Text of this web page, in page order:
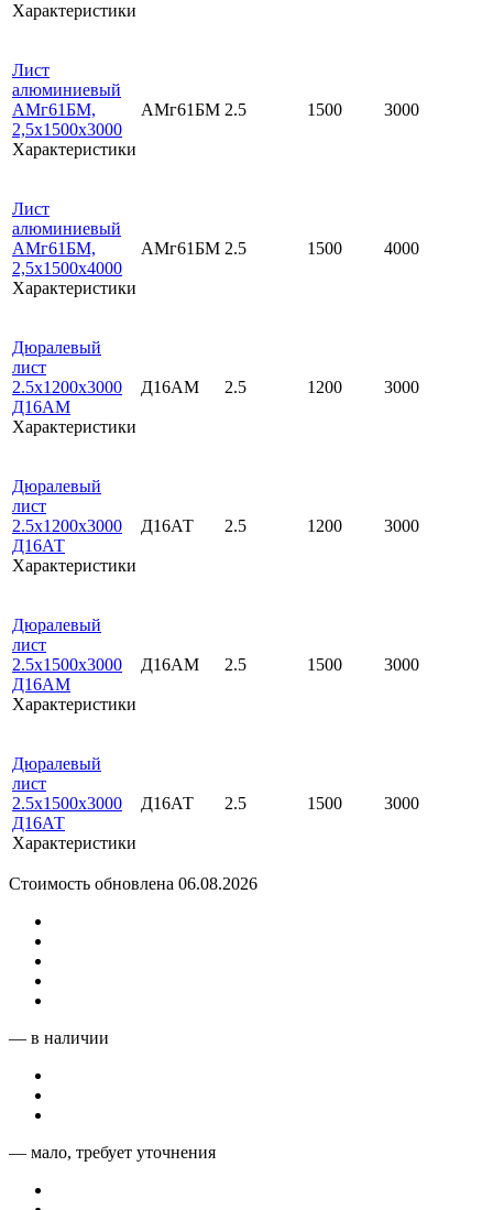
Характеристики
Лист
алюминиевый
АМг61БМ,
2,5х1500х3000
Характеристики
АМг61БМ 2.5 1500 3000
Лист
алюминиевый
АМг61БМ,
2,5х1500х4000
Характеристики
АМг61БМ 2.5 1500 4000
Дюралевый
лист
2.5х1200х3000
Д16АМ
Характеристики
Д16АМ 2.5 1200 3000
Дюралевый
лист
2.5х1200х3000
Д16АТ
Характеристики
Д16АТ 2.5 1200 3000
Дюралевый
лист
2.5х1500х3000
Д16АМ
Характеристики
Д16АМ 2.5 1500 3000
Дюралевый
лист
2.5х1500х3000
Д16АТ
Характеристики
Д16АТ 2.5 1500 3000
Стоимость обновлена 06.08.2026
— в наличии
— мало, требует уточнения